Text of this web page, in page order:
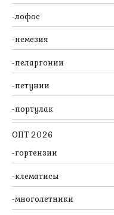
лофос
немезия
пеларгонии
петунии
портулак
ОПТ 2026
гортензии
клематисы
многолетники